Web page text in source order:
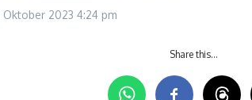
Oktober 2023 4:24 pm
Share this…